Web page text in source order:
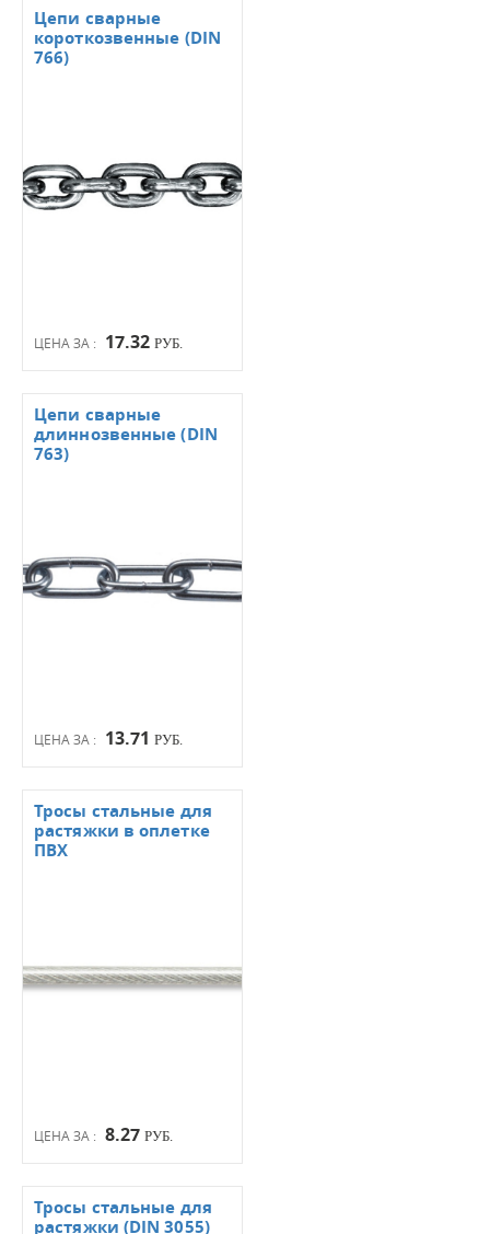
ЦЕНА ЗА : 17.32 РУБ.
Цепи сварные
короткозвенные (DIN
766)
ЦЕНА ЗА : 13.71 РУБ.
Цепи сварные
длиннозвенные (DIN
763)
ЦЕНА ЗА : 8.27 РУБ.
Тросы стальные для
растяжки в оплетке
ПВХ
Тросы стальные для
растяжки (DIN 3055)